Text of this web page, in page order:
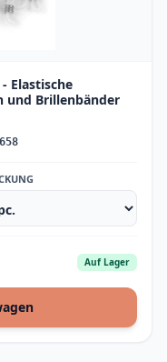
Elastische
und Brillenbänder
Auf Lager